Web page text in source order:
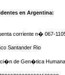
en Argentina:
corriente n� 067-
Santander Rio
de Gen�tica Humana